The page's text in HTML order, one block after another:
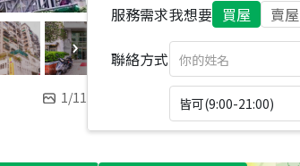
1/11
服務需求我想要 買屋 賣屋
聯絡方式
皆可(9:00-21:00)